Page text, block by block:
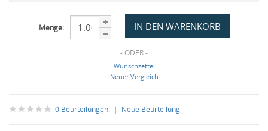
Menge:
- ODER -
Wunschzettel
Neuer Vergleich
0 Beurteilungen. | Neue Beurteilung